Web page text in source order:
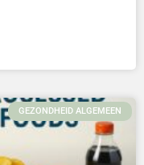
GEZONDHEID ALGEMEEN